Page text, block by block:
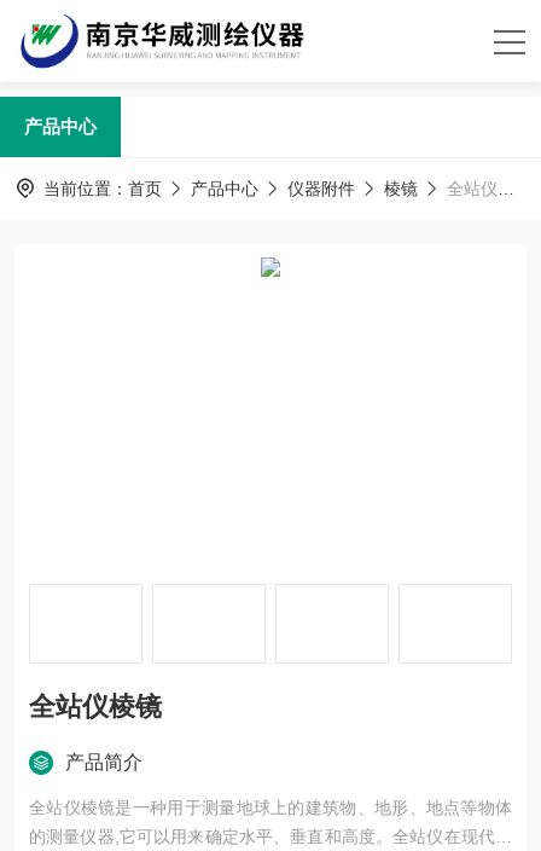
产品中心
当前位置： 首页 产品中心 仪器附件 棱镜 全站仪棱镜
全站仪棱镜
产品简介
全站仪棱镜是一种用于测量地球上的建筑物、地形、地点等物体
的测量仪器,它可以用来确定水平、垂直和高度。全站仪在现代测